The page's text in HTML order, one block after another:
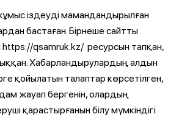
іздеуді мамандандырылған
бастаған. Бірнеше сайтты
https://qsamruk.kz/ ресурсын тапқан,
Хабарландырулардың алдын
қойылатын талаптар көрсетілген,
жауап бергенін, олардың
қарастырғанын білу мүмкіндігі